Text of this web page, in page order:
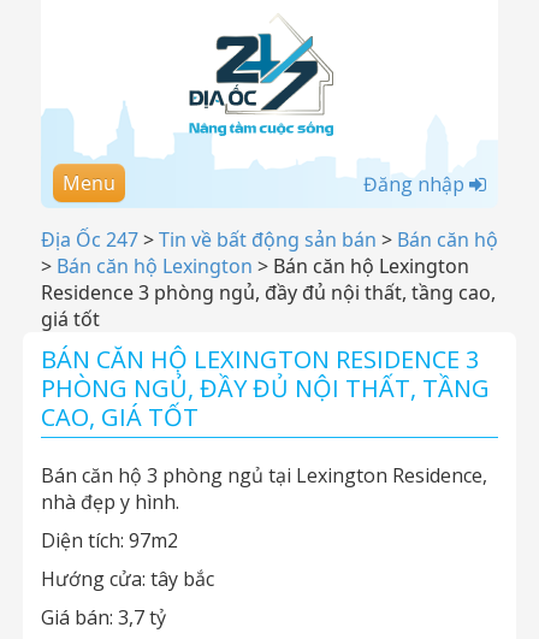
Menu Đăng nhập
Địa Ốc 247>Tin về bất động sản bán > Bán căn hộ
> Bán căn hộ Lexington > Bán căn hộ Lexington
Residence 3 phòng ngủ, đầy đủ nội thất, tầng cao,
giá tốt
BÁN CĂN HỘ LEXINGTON RESIDENCE 3
PHÒNG NGỦ, ĐẦY ĐỦ NỘI THẤT, TẦNG
CAO, GIÁ TỐT
Bán căn hộ 3 phòng ngủ tại Lexington Residence,
nhà đẹp y hình.
Diện tích: 97m2
Hướng cửa: tây bắc
Giá bán: 3,7 tỷ